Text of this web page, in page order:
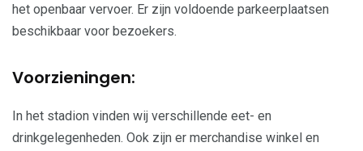
het openbaar vervoer. Er zijn voldoende parkeerplaatsen
beschikbaar voor bezoekers.
Voorzieningen:
In het stadion vinden wij verschillende eet- en
drinkgelegenheden. Ook zijn er merchandise winkel en